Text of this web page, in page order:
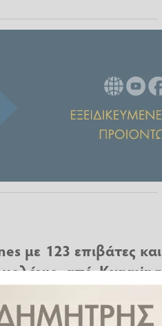
με 123 επιβάτες και
από Kunming
βίντεο που
σημείο συντριβής